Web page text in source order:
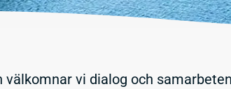
välkomnar vi dialog och